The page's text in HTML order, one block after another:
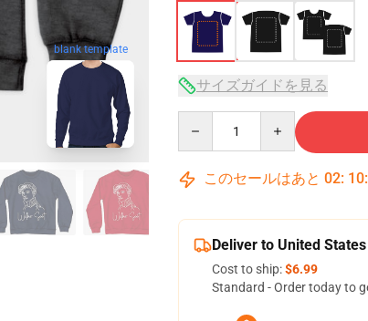
blank template
サイズガイドを見る
このセールはあと 02: 10:
Deliver to United States
Cost to ship:$6.99
Standard - Order today to